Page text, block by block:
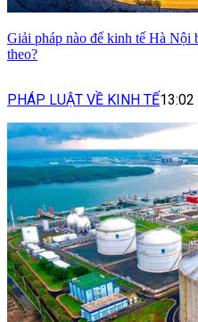
Giải pháp nào để kinh tế Hà Nội
theo?
PHÁP LUẬT VỀ KINH TẾ13:02